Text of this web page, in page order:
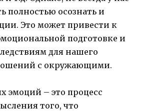
полностью осознать и
Это может привести к
подготовке и
для нашего
с окружающими.
эмоций – это процесс
того, что